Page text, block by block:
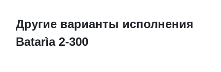
Другие варианты исполнения
Batarìa 2-300